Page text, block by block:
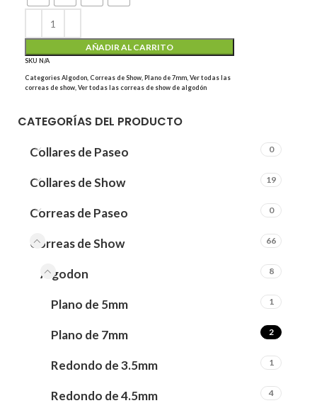
AÑADIR AL CARRITO
SKU N/A
CategoriesAlgodon Correas de Show Plano de 7mm Ver todas las
correas de show Ver todas las correas de show de algodón
CATEGORÍAS DEL PRODUCTO
Collares de Paseo 0
Collares de Show 19
Correas de Paseo 0
Correas de Show 66
Algodon 8
Plano de 5mm 1
Plano de 7mm 2
Redondo de 3.5mm 1
Redondo de 4.5mm 4